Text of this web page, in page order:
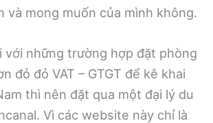
và mong muốn của mình không.
với những trường hợp đặt phòng
đỏ đỏ VAT – GTGT để kê khai
thì nên đặt qua một đại lý du
Vì các website này chỉ là